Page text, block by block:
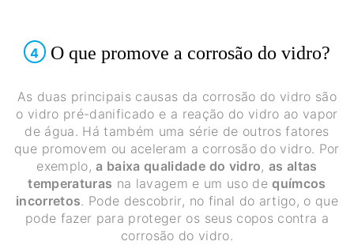
4 O que promove a corrosão do vidro?
As duas principais causas da corrosão do vidro são
o vidro pré-danificado e a reação do vidro ao vapor
de água. Há também uma série de outros fatores
que promovem ou aceleram a corrosão do vidro. Por
exemplo,a baixa qualidade do vidro, as altas
temperaturas na lavagem e um uso dequímcos
incorretos. Pode descobrir, no final do artigo, o que
pode fazer para proteger os seus copos contra a
corrosão do vidro.